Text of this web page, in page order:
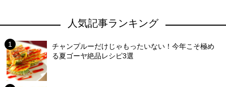
人気記事ランキング
チャンプルーだけじゃもったいない！今年こそ極め
る夏ゴーヤ絶品レシピ3選